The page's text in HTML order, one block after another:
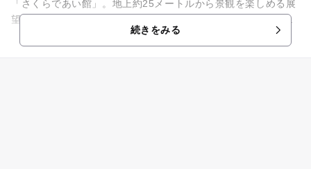
「さくらであい館」。地上約25メートルから景観を楽しめる展
望塔や多目的スペース、学習室、休憩コーナーなどの施設があ
続きをみる